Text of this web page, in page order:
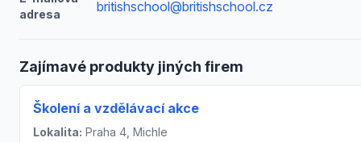
adresa
britishschool@britishschool.cz
Zajímavé produkty jiných firem
Školení a vzdělávací akce
Lokalita: Praha 4, Michle